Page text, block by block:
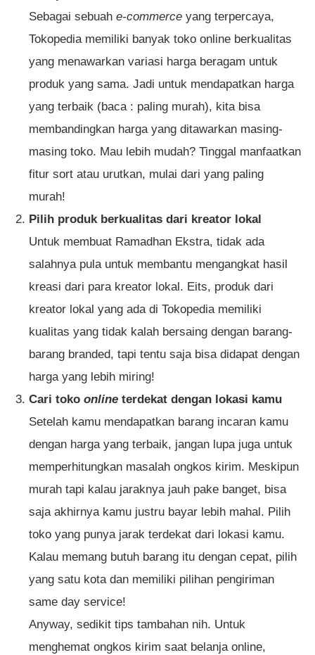
Sebagai sebuah e-commerce yang terpercaya,
Tokopedia memiliki banyak toko online berkualitas
yang menawarkan variasi harga beragam untuk
produk yang sama. Jadi untuk mendapatkan harga
yang terbaik (baca : paling murah), kita bisa
membandingkan harga yang ditawarkan masing-
masing toko. Mau lebih mudah? Tinggal manfaatkan
fitur sort atau urutkan, mulai dari yang paling
murah!
Pilih produk berkualitas dari kreator lokal
Untuk membuat Ramadhan Ekstra, tidak ada
salahnya pula untuk membantu mengangkat hasil
kreasi dari para kreator lokal. Eits, produk dari
kreator lokal yang ada di Tokopedia memiliki
kualitas yang tidak kalah bersaing dengan barang-
barang branded, tapi tentu saja bisa didapat dengan
harga yang lebih miring!
Cari toko online terdekat dengan lokasi kamu
Setelah kamu mendapatkan barang incaran kamu
dengan harga yang terbaik, jangan lupa juga untuk
memperhitungkan masalah ongkos kirim. Meskipun
murah tapi kalau jaraknya jauh pake banget, bisa
saja akhirnya kamu justru bayar lebih mahal. Pilih
toko yang punya jarak terdekat dari lokasi kamu.
Kalau memang butuh barang itu dengan cepat, pilih
yang satu kota dan memiliki pilihan pengiriman
same day service!
Anyway, sedikit tips tambahan nih. Untuk
menghemat ongkos kirim saat belanja online,